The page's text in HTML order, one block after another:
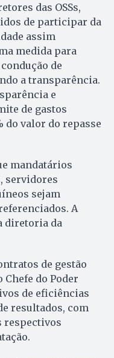
das OSSs,
de participar da
assim
medida para
de
a transparência.
e
de gastos
do valor do repasse
mandatários
servidores
sejam
A
diretoria da
de gestão
do Poder
de eficiências
resultados, com
respectivos